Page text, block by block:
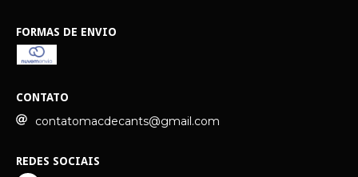
FORMAS DE ENVIO
CONTATO
contatomacdecants@gmail.com
REDES SOCIAIS